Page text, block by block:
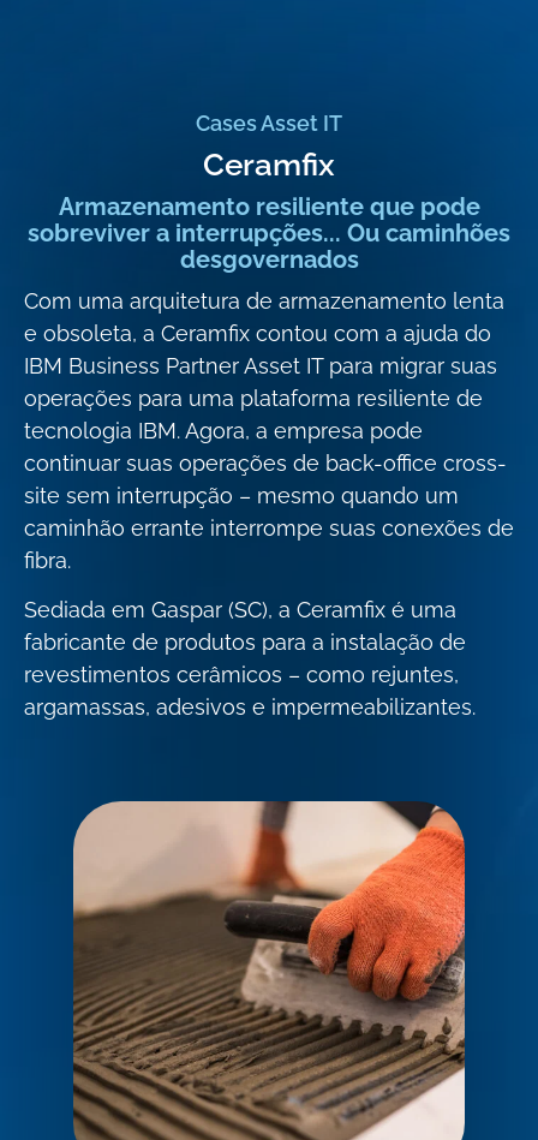
Cases Asset IT
Ceramfix
Armazenamento resiliente que pode
sobreviver a interrupções... Ou caminhões
desgovernados
Com uma arquitetura de armazenamento lenta
e obsoleta, a Ceramfix contou com a ajuda do
IBM Business Partner Asset IT para migrar suas
operações para uma plataforma resiliente de
tecnologia IBM. Agora, a empresa pode
continuar suas operações de back-office cross-
site sem interrupção – mesmo quando um
caminhão errante interrompe suas conexões de
fibra.
Sediada em Gaspar (SC), a Ceramfix é uma
fabricante de produtos para a instalação de
revestimentos cerâmicos – como rejuntes,
argamassas, adesivos e impermeabilizantes.